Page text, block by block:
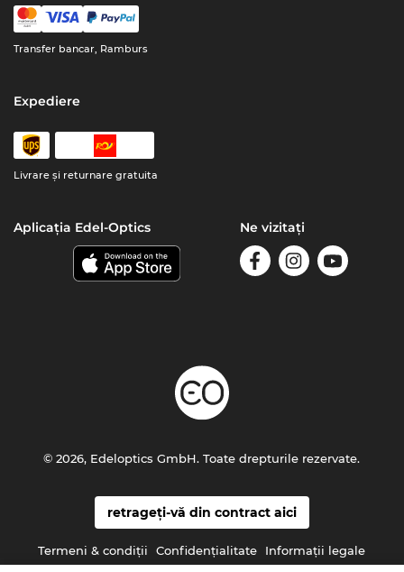
Transfer bancar, Ramburs
Expediere
Livrare şi returnare gratuita
Aplicația Edel-Optics Ne vizitați
retrageți-vă din contract aici
Termeni & condiţii Confidenţialitate Informaţii legale
© 2026, Edeloptics GmbH. Toate drepturile rezervate.